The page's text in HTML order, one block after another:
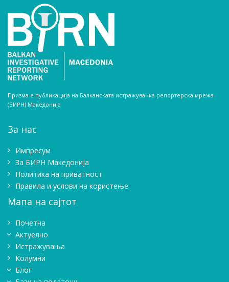
Призма е публикација на Балканската истражувачка репортерска мрежа
(БИРН) Македонија
За нас
Импресум
Зa БИРН Македонија
Политика на приватност
Правила и услови на користење
Мапа на сајтот
Почетна
Актуелно
Истражувањa
Колумни
Блог